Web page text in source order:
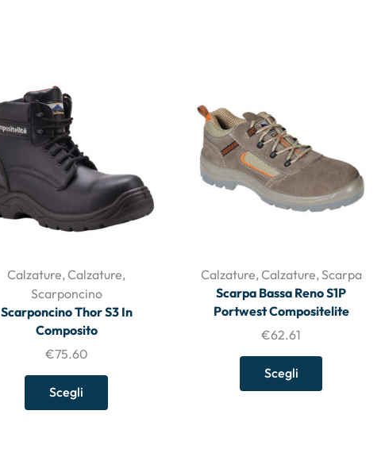
Calzature,Calzature,
Scarponcino
Scarponcino Thor S3 In
Composito
€75.60
Scegli
Calzature, Calzature, Scarpa
Scarpa Bassa Reno S1P
Portwest Compositelite
€62.61
Scegli